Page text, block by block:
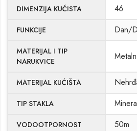
DIMENZIJA KUĆISTA 46
FUNKCIJE Dan/
MATERIJAL I TIP
NARUKVICE
MATERIJAL KUĆIŠTA
TIP STAKLA
VODOOTPORNOST 50m